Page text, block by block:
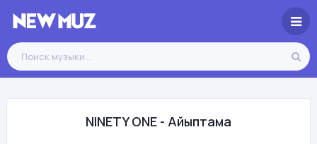
NINETY ONE - Айыптама